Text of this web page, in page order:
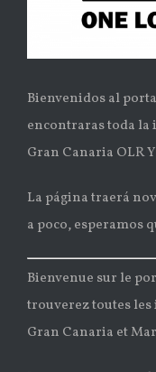
Bienvenidos al
encontraras toda
Gran Canaria OLR
La página traerá
a poco, esperamos
Bienvenue sur le
trouverez toutes
Gran Canaria et